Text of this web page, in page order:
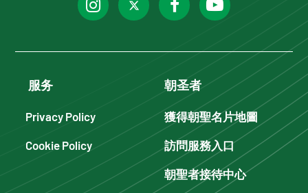
服务
Privacy Policy
Cookie Policy
朝圣者
獲得朝聖名片地圖
訪問服務入口
朝聖者接待中心